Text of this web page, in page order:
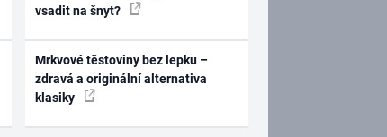
vsadit na šnyt?
Mrkvové těstoviny bez lepku –
zdravá a originální alternativa
klasiky